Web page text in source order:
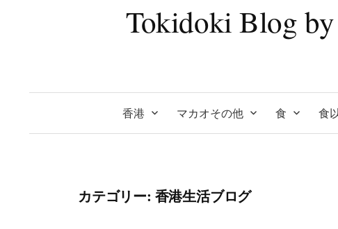
Tokidoki Blog
香港 マカオその他 食 食
カテゴリー: 香港生活ブログ